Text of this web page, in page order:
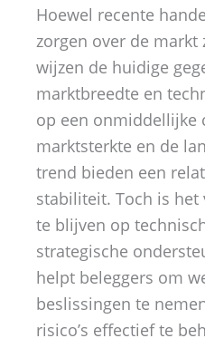
Hoewel recente
zorgen over de markt
wijzen de huidige
marktbreedte en
op een onmiddellijke
marktsterkte en de
trend bieden een
stabiliteit. Toch is
te blijven op
strategische
helpt beleggers om
beslissingen te
risico’s effectief te